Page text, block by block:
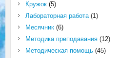
Кружок(5)
Лабораторная работа(1)
Месячник(6)
Методика преподавания(12)
Методическая помощь(45)